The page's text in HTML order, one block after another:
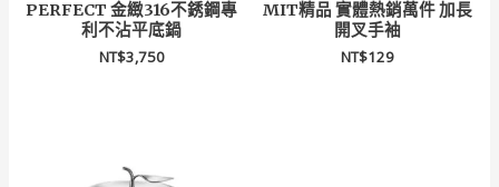
PERFECT 金緻316不銹鋼專
利不沾平底鍋
NT$3,750
MIT精品 實體熱銷萬件 加長
開叉手袖
NT$129